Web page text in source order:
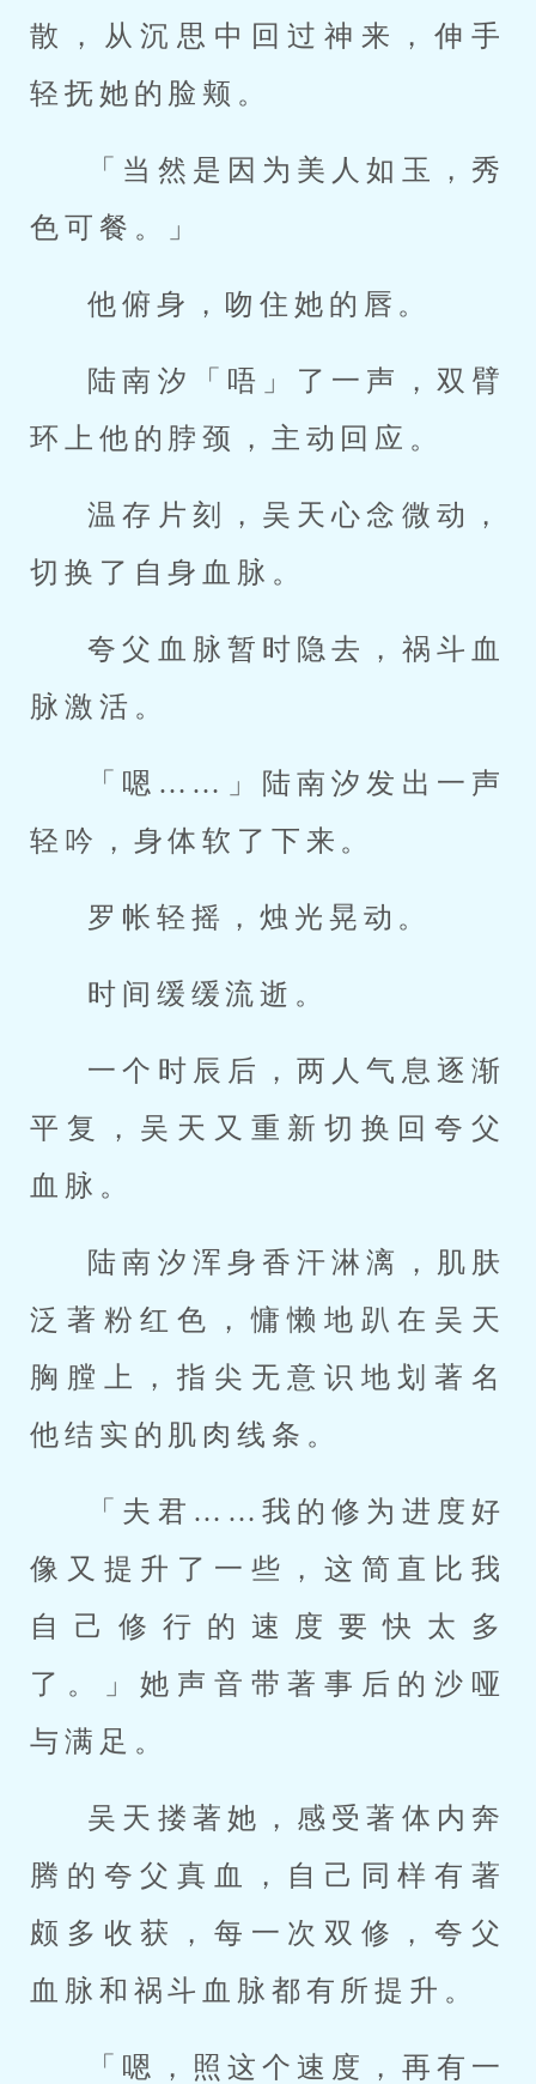
散，从沉思中回过神来，伸手
轻抚她的脸颊。
「当然是因为美人如玉，秀
色可餐。」
他俯身，吻住她的唇。
陆南汐「唔」了一声，双臂
环上他的脖颈，主动回应。
温存片刻，吴天心念微动，
切换了自身血脉。
夸父血脉暂时隐去，祸斗血
脉激活。
「嗯……」陆南汐发出一声
轻吟，身体软了下来。
罗帐轻摇，烛光晃动。
时间缓缓流逝。
一个时辰后，两人气息逐渐
平复，吴天又重新切换回夸父
血脉。
陆南汐浑身香汗淋漓，肌肤
泛著粉红色，慵懒地趴在吴天
胸膛上，指尖无意识地划著名
他结实的肌肉线条。
「夫君……我的修为进度好
像又提升了一些，这简直比我
自己修行的速度要快太多
了。」她声音带著事后的沙哑
与满足。
吴天搂著她，感受著体内奔
腾的夸父真血，自己同样有著
颇多收获，每一次双修，夸父
血脉和祸斗血脉都有所提升。
「嗯，照这个速度，再有一